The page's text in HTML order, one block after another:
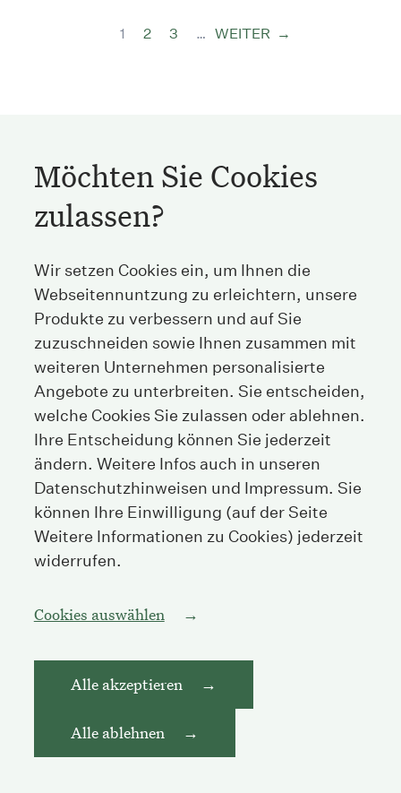
Aktuelle
1 Seite
2 Seite
3 … WEITER
WEITER
Stockerstrasse 38
8002 Zürich
Schweiz
Tel
+41 44 208 25 25
Fax
+41 44 208 25 26
E-Mail
info@streichenberg.ch
Hier finden Sie uns
Kontakt
Impressum
Möchten Sie Cookies
zulassen?
Wir setzen Cookies ein, um Ihnen die
Webseitennuntzung zu erleichtern, unsere
Produkte zu verbessern und auf Sie
zuzuschneiden sowie Ihnen zusammen mit
weiteren Unternehmen personalisierte
Angebote zu unterbreiten. Sie entscheiden,
welche Cookies Sie zulassen oder ablehnen.
Ihre Entscheidung können Sie jederzeit
ändern. Weitere Infos auch in unseren
Datenschutzhinweisen und Impressum. Sie
können Ihre Einwilligung (auf der Seite
Weitere Informationen zu Cookies) jederzeit
widerrufen.
Cookies auswählen
Alle akzeptieren
Alle ablehnen